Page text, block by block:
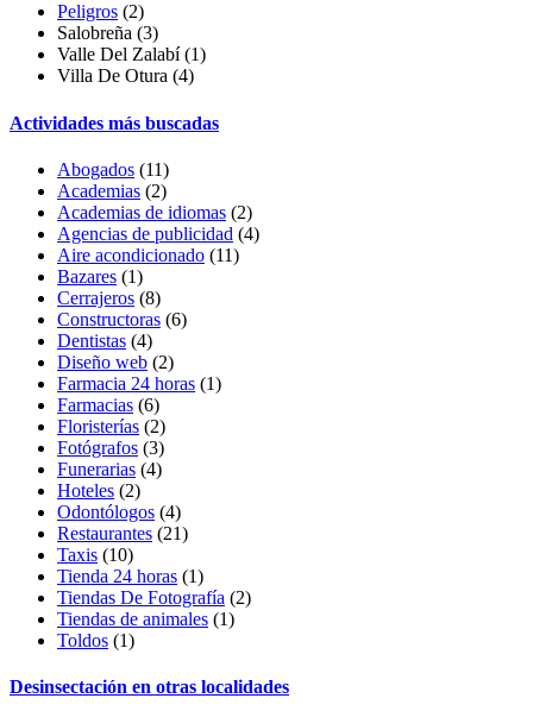
Peligros (2)
Salobreña (3)
Valle Del Zalabí(1)
Villa De Otura (4)
Actividades más buscadas
Abogados (11)
Academias (2)
Academias de idiomas (2)
Agencias de publicidad (4)
Aire acondicionado (11)
Bazares (1)
Cerrajeros (8)
Constructoras (6)
Dentistas (4)
Diseño web (2)
Farmacia 24 horas (1)
Farmacias (6)
Floristerías (2)
Fotógrafos (3)
Funerarias (4)
Hoteles (2)
Odontólogos (4)
Restaurantes (21)
Taxis (10)
Tienda 24 horas (1)
Tiendas De Fotografía (2)
Tiendas de animales (1)
Toldos (1)
Desinsectación en otras localidades